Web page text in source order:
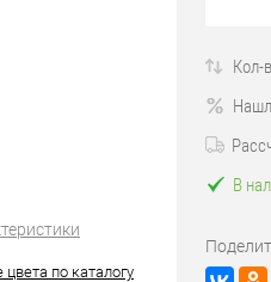
по каталогу
Кол-
В